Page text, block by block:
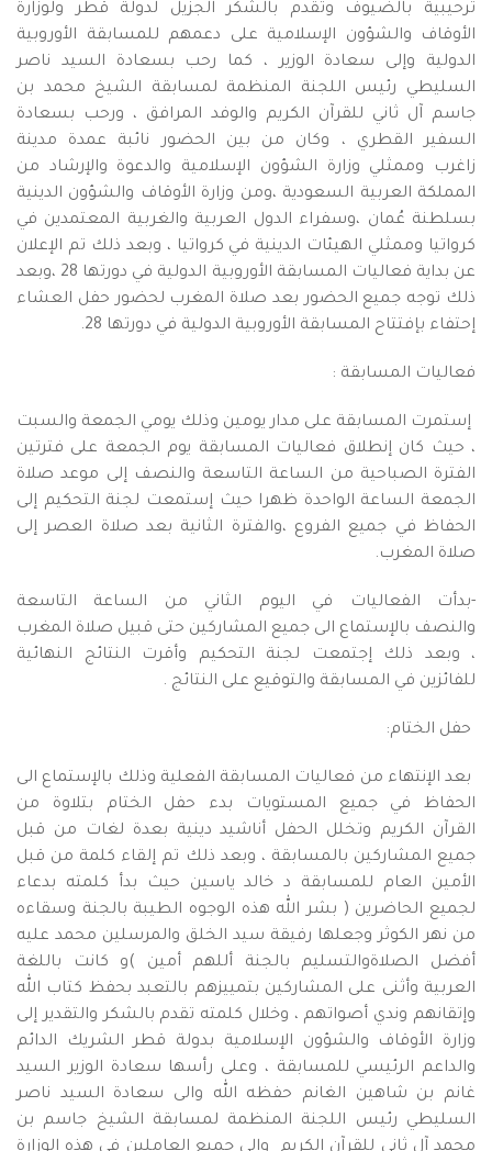
ترحيبية بالضيوف وتقدم بالشكر الجزيل لدولة قطر ولوزارة
الأوقاف والشؤون الإسلامية على دعمهم للمسابقة الأوروبية
الدولية وإلى سعادة الوزير ، كما رحب بسعادة السيد ناصر
السليطي رئيس اللجنة المنظمة لمسابقة الشيخ محمد بن
جاسم آل ثاني للقرآن الكريم والوفد المرافق ، ورحب بسعادة
السفير القطري ، وكان من بين الحضور نائبة عمدة مدينة
زاغرب وممثلي وزارة الشؤون الإسلامية والدعوة والإرشاد من
المملكة العربية السعودية ،ومن وزارة الأوقاف والشؤون الدينية
بسلطنة عُمان ،وسفراء الدول العربية والغربية المعتمدين في
كرواتيا وممثلي الهيئات الدينية في كرواتيا ، وبعد ذلك تم الإعلان
عن بداية فعاليات المسابقة الأوروبية الدولية في دورتها 28 ،وبعد
ذلك توجه جميع الحضور بعد صلاة المغرب لحضور حفل العشاء
إحتفاء بإفتتاح المسابقة الأوروبية الدولية في دورتها 28.
فعاليات المسابقة :
إستمرت المسابقة على مدار يومين وذلك يومي الجمعة والسبت
، حيث كان إنطلاق فعاليات المسابقة يوم الجمعة على فترتين
الفترة الصباحية من الساعة التاسعة والنصف إلى موعد صلاة
الجمعة الساعة الواحدة ظهرا حيث إستمعت لجنة التحكيم إلى
الحفاظ في جميع الفروع ،والفترة الثانية بعد صلاة العصر إلى
صلاة المغرب.
-بدأت الفعاليات في اليوم الثاني من الساعة التاسعة
والنصف بالإستماع الى جميع المشاركين حتى قبيل صلاة المغرب
، وبعد ذلك إجتمعت لجنة التحكيم وأقرت النتائج النهائية
للفائزين في المسابقة والتوقيع على النتائج .
حفل الختام:
بعد الإنتهاء من فعاليات المسابقة الفعلية وذلك بالإستماع الى
الحفاظ في جميع المستويات بدء حفل الختام بتلاوة من
القرآن الكريم وتخلل الحفل أناشيد دينية بعدة لغات من قبل
جميع المشاركين بالمسابقة ، وبعد ذلك تم إلقاء كلمة من قبل
الأمين العام للمسابقة د خالد ياسين حيث بدأ كلمته بدعاء
لجميع الحاضرين ( بشر الله هذه الوجوه الطيبة بالجنة وسقاءه
من نهر الكوثر وجعلها رفيقة سيد الخلق والمرسلين محمد عليه
أفضل الصلاةوالتسليم بالجنة أللهم أمين )و كانت باللغة
العربية وأثنى على المشاركين بتمييزهم بالتعبد بحفظ كتاب الله
وإتقانهم وندي أصواتهم ، وخلال كلمته تقدم بالشكر والتقدير إلى
وزارة الأوقاف والشؤون الإسلامية بدولة قطر الشريك الدائم
والداعم الرئيسي للمسابقة ، وعلى رأسها سعادة الوزير السيد
غانم بن شاهين الغانم حفظه الله والى سعادة السيد ناصر
السليطي رئيس اللجنة المنظمة لمسابقة الشيخ جاسم بن